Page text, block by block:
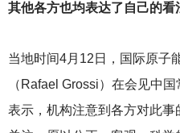
其他各方也均表达了自己的看
当地时间4月12日，国际原子
（Rafael Grossi）在会见中
表示，机构注意到各方对此